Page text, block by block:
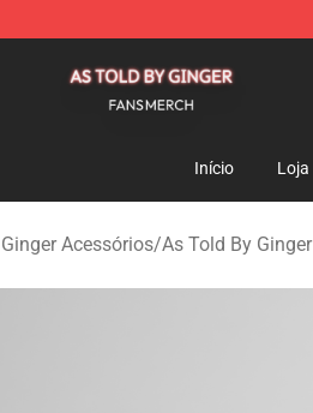
Início Loja
Acessórios/As Told By